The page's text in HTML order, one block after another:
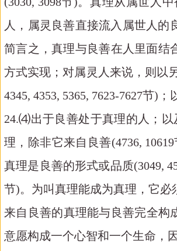
人，属灵良善直接流入属世人的
简言之，真理与良善在人里面结
方式实现；对属灵人来说，则以
4345, 4353, 5365, 7623-7627节)
24.⑷出于良善处于真理的人；以
理，除非它来自良善(4736,
真理是良善的形式或品质(3049,
节)。为叫真理能成为真理，它必
来自良善的真理能与良善完全构
意愿构成一个心智和一个生命，